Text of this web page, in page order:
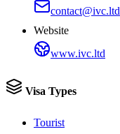
contact@ivc.ltd
Website
www.ivc.ltd
Visa Types
Tourist